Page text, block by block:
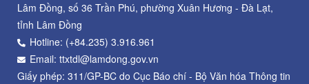
Lâm Đồng, số 36 Trần Phú, phường Xuân Hương - Đà Lạt,
tỉnh Lâm Đồng
Hotline: (+84.235) 3.916.961
Email: ttxtdl@lamdong.gov.vn
Giấy phép: 311/GP-BC do Cục Báo chí - Bộ Văn hóa Thông tin